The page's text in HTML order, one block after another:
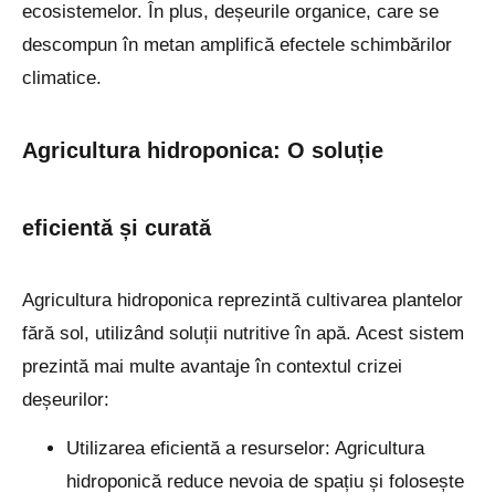
ecosistemelor. În plus, deșeurile organice, care se
descompun în metan amplifică efectele schimbărilor
climatice.
Agricultura hidroponica: O soluție
eficientă și curată
Agricultura hidroponica reprezintă cultivarea plantelor
fără sol, utilizând soluții nutritive în apă. Acest sistem
prezintă mai multe avantaje în contextul crizei
deșeurilor:
Utilizarea eficientă a resurselor: Agricultura
hidroponică reduce nevoia de spațiu și folosește